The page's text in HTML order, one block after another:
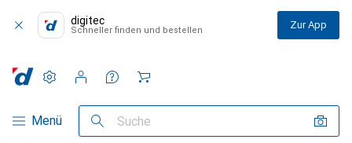
digitec
Schneller finden und bestellen Zur App
Navigation nach Kategorien
Menü Suche
Einstellungen
Kundenkonto
Vergleichslisten
Merklisten
Warenkorb